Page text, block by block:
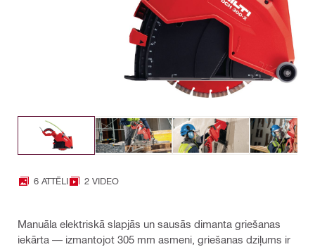
6 ATTĒLI 2 VIDEO
Manuāla elektriskā slapjās un sausās dimanta griešanas
iekārta — izmantojot 305 mm asmeni, griešanas dziļums ir